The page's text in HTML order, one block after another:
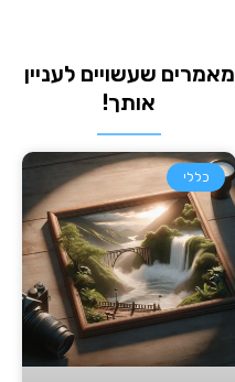
מאמרים שעשויים לעניין
אותך!
כללי